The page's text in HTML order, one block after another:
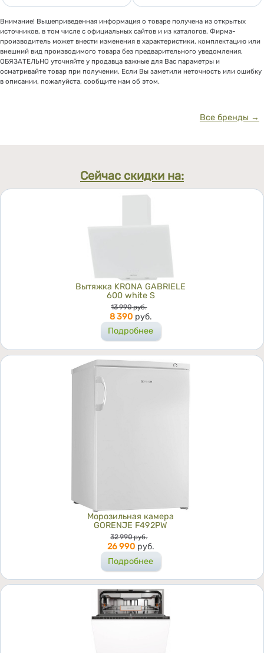
Внимание! Вышеприведенная информация о товаре получена из открытых
источников, в том числе с официальных сайтов и из каталогов. Фирма-
производитель может внести изменения в характеристики, комплектацию или
внешний вид производимого товара без предварительного уведомления,
ОБЯЗАТЕЛЬНО уточняйте у продавца важные для Вас параметры и
осматривайте товар при получении. Если Вы заметили неточность или ошибку
в описании, пожалуйста, сообщите нам об этом.
Все бренды →
Сейчас скидки на:
Вытяжка KRONA GABRIELE
600 white S
Цена
13 990 руб.
8 390 руб.
Подробнее
Морозильная камера
GORENJE F492PW
Цена
32 990 руб.
26 990 руб.
Подробнее